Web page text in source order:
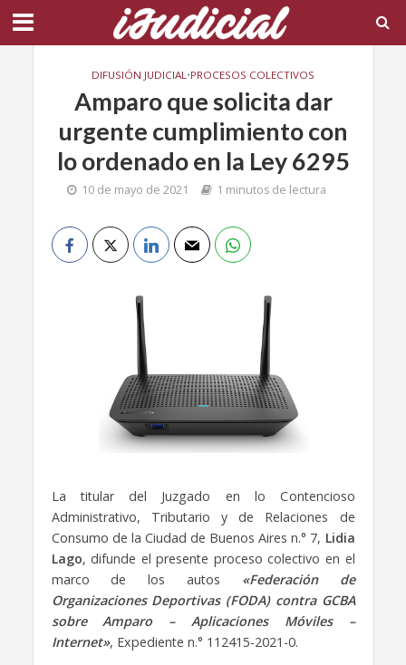
DIFUSIÓN JUDICIAL•PROCESOS COLECTIVOS
Amparo que solicita dar
urgente cumplimiento con
lo ordenado en la Ley 6295
10 de mayo de 2021 1 minutos de lectura
La titular del Juzgado en lo Contencioso
Administrativo, Tributario y de Relaciones de
Consumo de la Ciudad de Buenos Aires n.° 7, Lidia
Lago, difunde el presente proceso colectivo en el
marco de los autos «Federación de
Organizaciones Deportivas (FODA) contra GCBA
sobre Amparo – Aplicaciones Móviles –
Internet», Expediente n.° 112415-2021-0.